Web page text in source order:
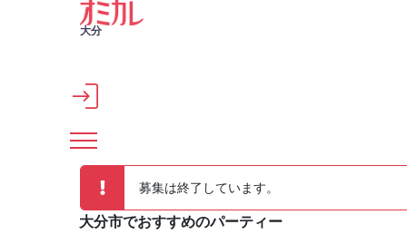
メインコンテンツへスキップ
大分
募集は終了しています。
大分市でおすすめのパーティー